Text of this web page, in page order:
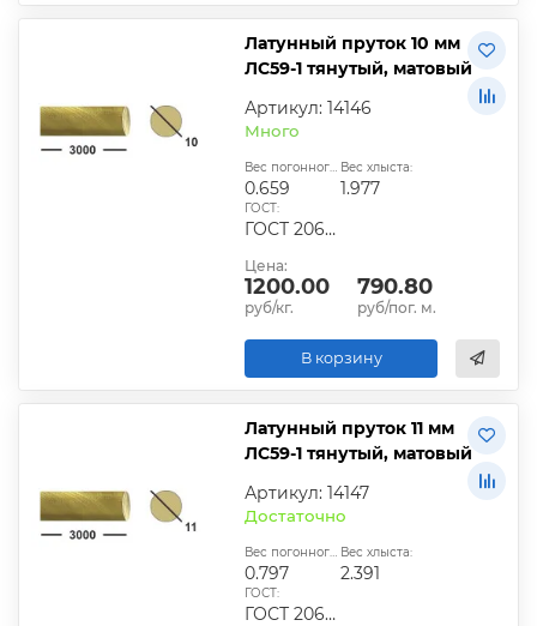
Латунный пруток 10 мм
ЛС59-1 тянутый, матовый
Артикул: 14146
Много
Вес погонного метра, кг:
0.659
Вес хлыста:
1.977
ГОСТ:
ГОСТ 2060-2006, ГОСТ Р 52597-2006, ГОСТ 15527-2039
Цена:
1200.00
руб/кг.
790.80
руб/пог. м.
В корзину
Латунный пруток 11 мм
ЛС59-1 тянутый, матовый
Артикул: 14147
Достаточно
Вес погонного метра, кг:
0.797
Вес хлыста:
2.391
ГОСТ:
ГОСТ 2060-2006, ГОСТ Р 52597-2006, ГОСТ 15527-2040